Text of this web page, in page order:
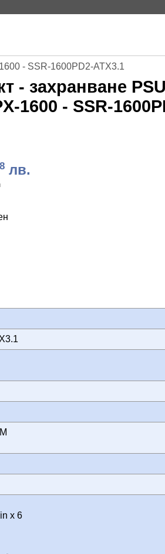
- SSR-1600PD2-ATX3.1
- захранване
1600 - SSR-
лв.
x 6